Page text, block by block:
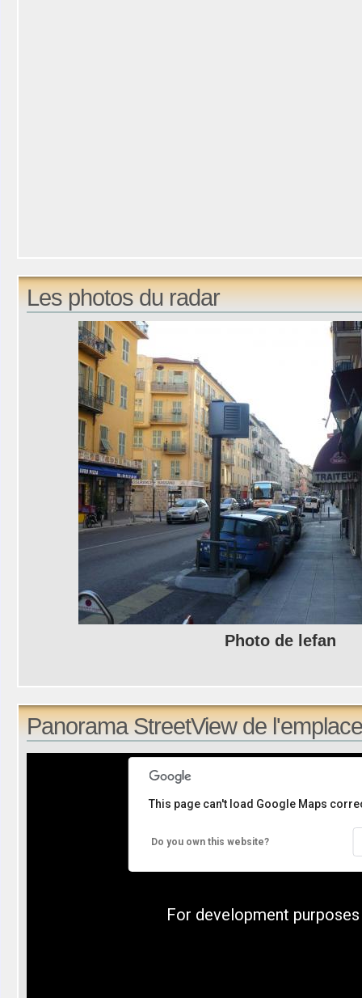
Les photos du radar
Photo de lefan
Panorama StreetView de
For development
This page can't load Google Maps
Do you own this website?